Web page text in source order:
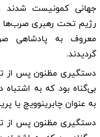
جهانی کمونیست شدند
رژیم تحت رهبری صرب‌ها
معروف به پادشاهی
گردیدند.
دستگیری مظنون پس از
بی‌گناه بود که به
به عنوان چابرینوویچ یا
دستگیری مظنون پس از